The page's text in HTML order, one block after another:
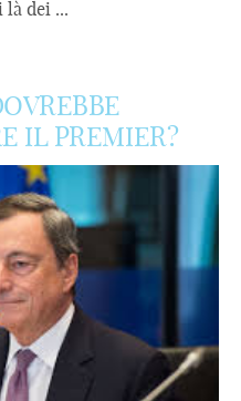
là dei ...
IL PREMIER?